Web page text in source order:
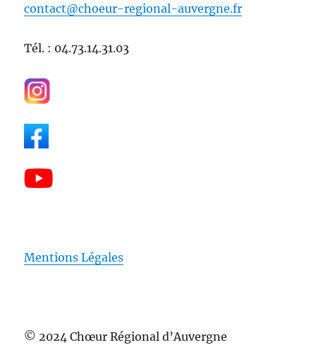
contact@choeur-regional-auvergne.fr
Tél. : 04.73.14.31.03
Mentions Légales
© 2024 Chœur Régional d’Auvergne